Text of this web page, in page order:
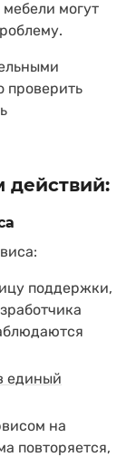
могут
проверить
действий:
поддержки,
единый
на
повторяется,